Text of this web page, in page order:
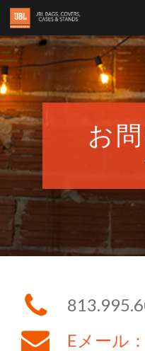
お
Eメール